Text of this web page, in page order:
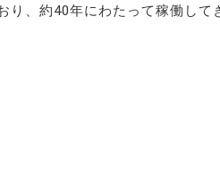
り、約40年にわたって稼働して